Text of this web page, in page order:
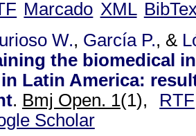
Marcado XML
W., García P., &
the biomedical
Latin America:
. Bmj Open. 1(1),
RTF
Scholar